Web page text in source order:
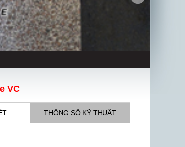
VC
THÔNG SỐ KỸ THUẬT